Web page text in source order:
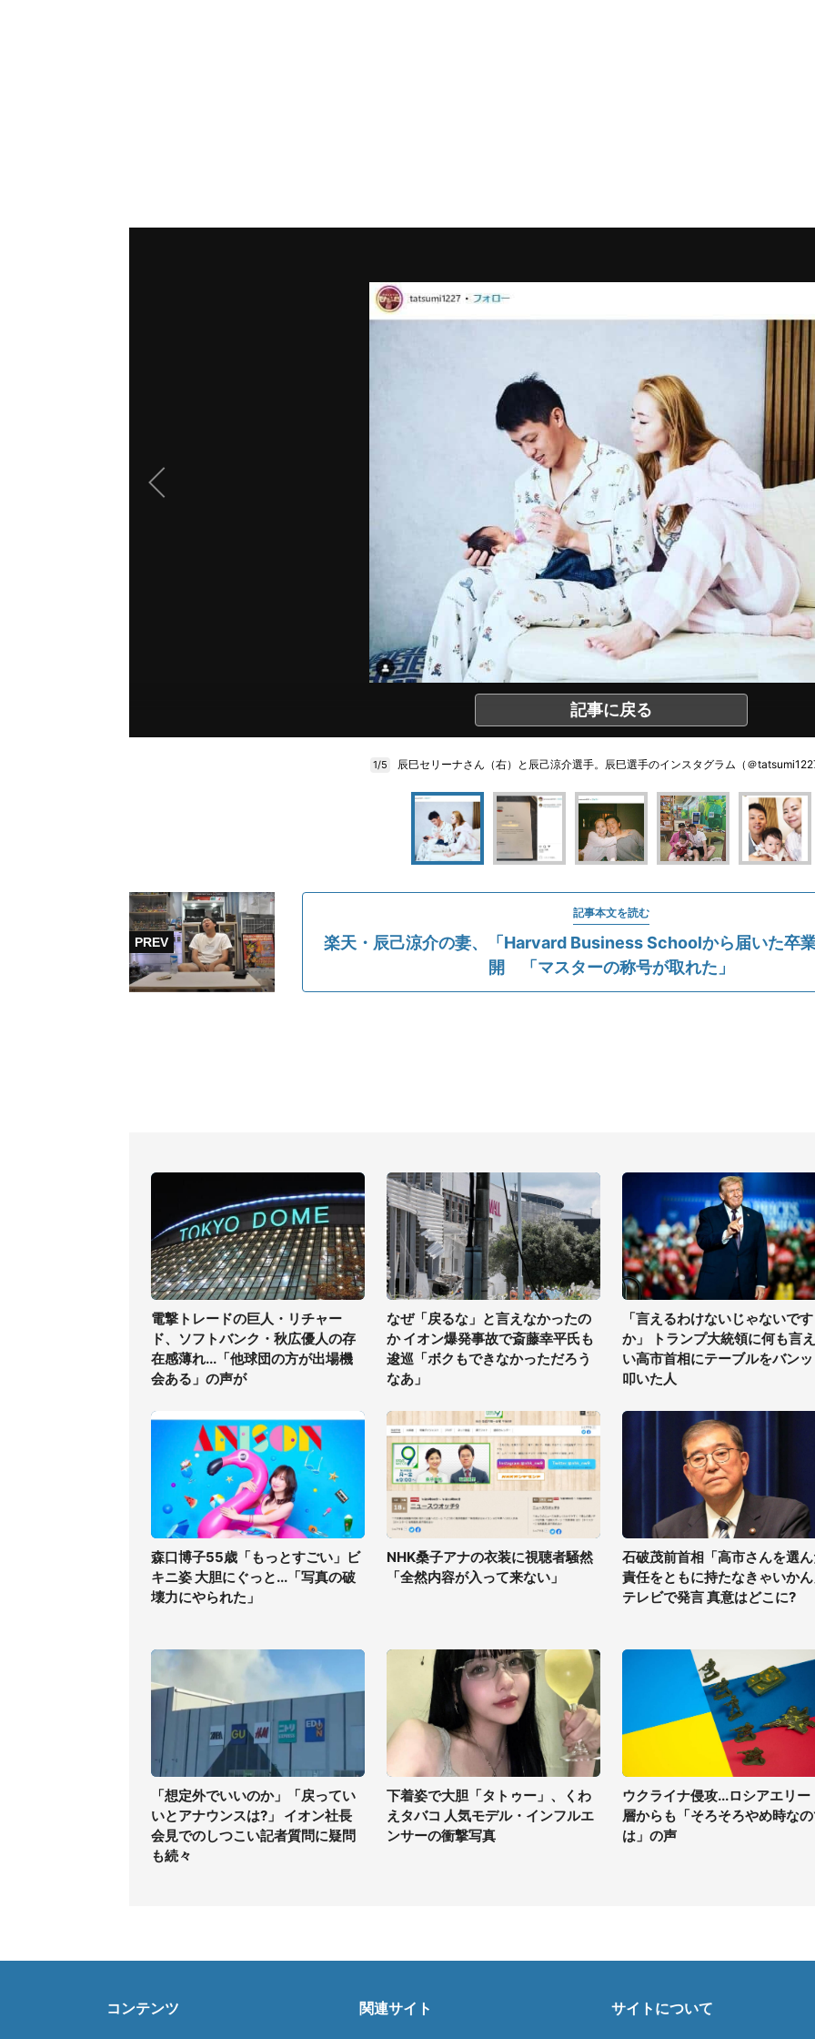
記事に戻る
1/5 辰巳セリーナさん（右）と辰己涼介選手。辰巳選手のインスタグラム（＠
記事本文を読む
楽天・辰己涼介の妻、「Harvard Business Schoolから届いた卒
開 「マスターの称号が取れた」
電撃トレードの巨人・リチャー
ド、ソフトバンク・秋広優人の存
在感薄れ...「他球団の方が出場機
会ある」の声が
なぜ「戻るな」と言えなかったの
か イオン爆発事故で斎藤幸平氏も
逡巡「ボクもできなかっただろう
なあ」
「言えるわけないじゃないです
か」 トランプ大統領に何も言
い高市首相にテーブルをバン
叩いた人
森口博子55歳「もっとすごい」ビ
キニ姿 大胆にぐっと...「写真の破
壊力にやられた」
NHK桑子アナの衣装に視聴者騒然
「全然内容が入って来ない」
石破茂前首相「高市さんを選
責任をともに持たなきゃいか
テレビで発言 真意はどこに?
「想定外でいいのか」「戻ってい
いとアナウンスは?」 イオン社長
会見でのしつこい記者質問に疑問
も続々
下着姿で大胆「タトゥー」、くわ
えタバコ 人気モデル・インフルエ
ンサーの衝撃写真
ウクライナ侵攻...ロシアエリー
層からも「そろそろやめ時な
は」の声
コンテンツ 関連サイト サイトについて